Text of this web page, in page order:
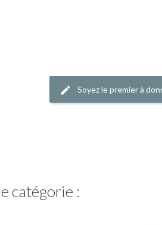
Soyez le premier à
catégorie :